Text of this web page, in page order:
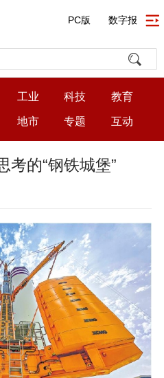
PC版 数字报
工业 科技 教育
地市 专题 互动
考的“钢铁城堡”